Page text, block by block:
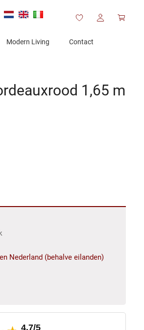
Modern Living Contact
1,65 m
Nederland (behalve eilanden)
4,7/5